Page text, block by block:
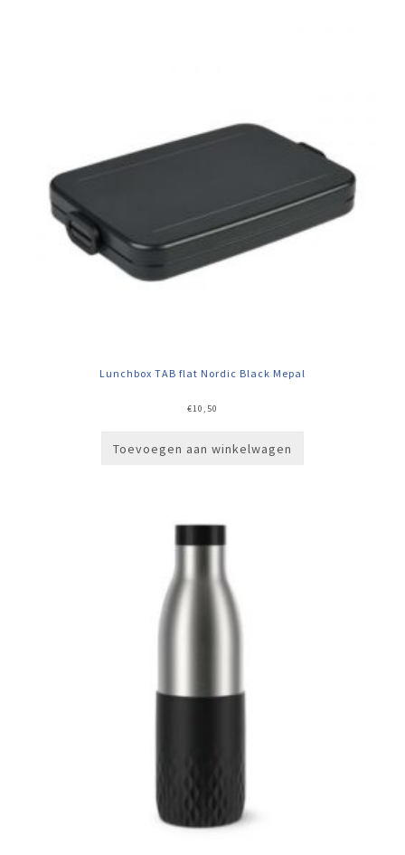
Lunchbox TAB flat Nordic Black Mepal
€10,50
Toevoegen aan winkelwagen